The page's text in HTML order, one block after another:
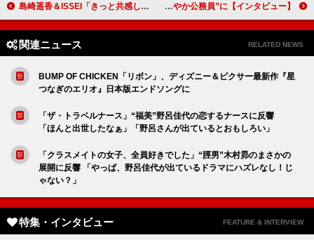
島崎遥香＆ISSEI「きっと共感していただける人がたくさんいる」 ドラマ「もしも世界に『レンアイ』がなかったら」で初共演【インタビュー】 23歳の大西流星「大人になってきたなと実感」 若手事務官役で“ザ・さわやか公務員”に【インタビュー】
関連ニュース RELATED NEWS
BUMP OF CHICKEN「リボン」、ディズニー＆ピクサー最新作『星
つなぎのエリオ』日本版エンドソングに
「ザ・トラベルナース」“福美”野呂佳代の恋するナースに反響
「ほんと出世したなぁ」「野呂さんが出ているとおもしろい」
「クラスメイトの女子、全員好きでした」“脛男”木村昴のまさかの
展開に反響 「やっぱ、野呂佳代が出ているドラマにハズレなし！じ
ゃない？」
特集・インタビュー FEATURE & INTERVIEW